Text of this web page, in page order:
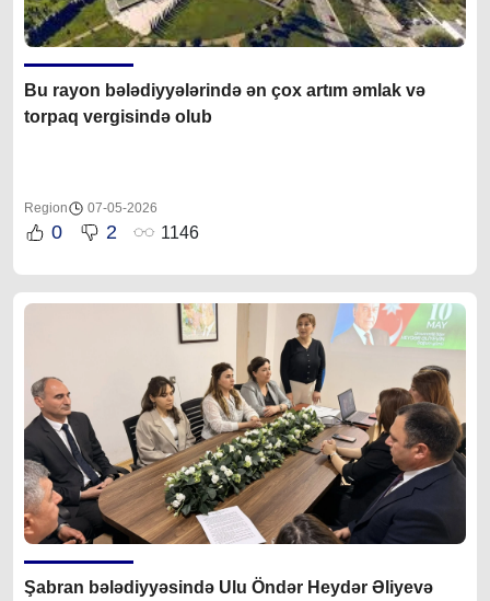
Bu rayon bələdiyyələrində ən çox artım əmlak və
torpaq vergisində olub
Region 07-05-2026
0 2 1146
Şabran bələdiyyəsində Ulu Öndər Heydər Əliyevə